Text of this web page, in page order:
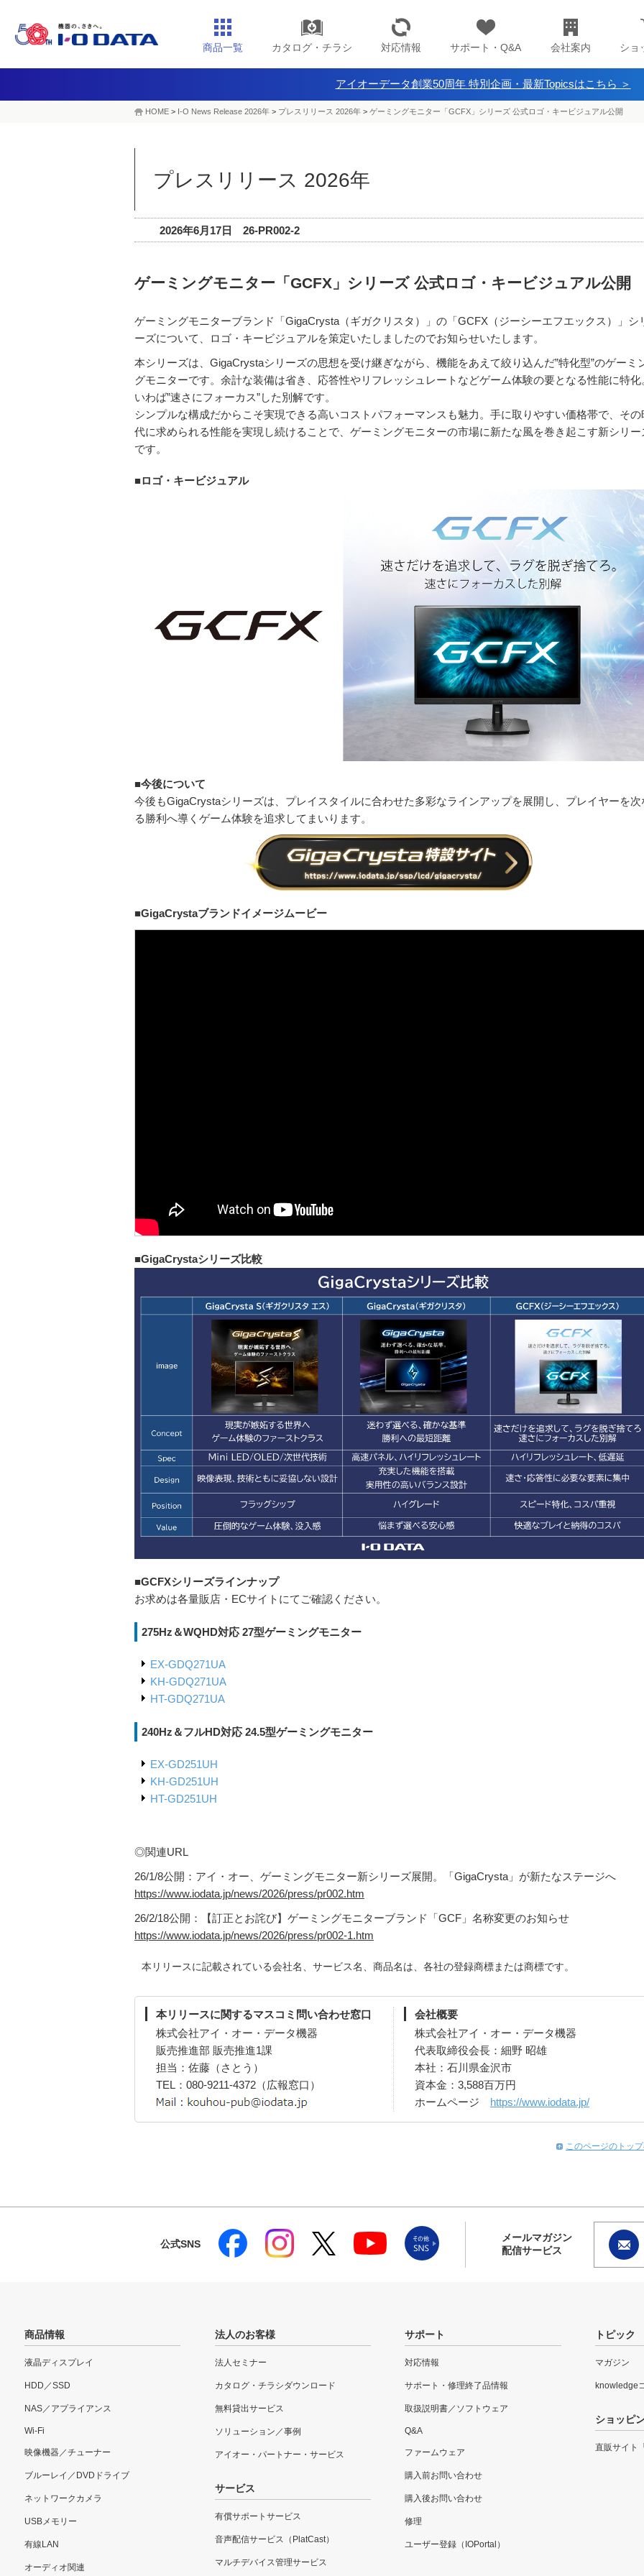
商品一覧 カタログ・チラシ 対応情報 サポート・Q&A 会社案内 ショ
アイオーデータ創業50周年 特別企画・最新Topicsはこちら ＞
HOME > I-O News Release 2026年 > プレスリリース 2026年 > ゲーミングモニター「GCFX」シリーズ 公式ロゴ・キービジュアル公開
プレスリリース 2026年
2026年6月17日 26-PR002-2
ゲーミングモニター「GCFX」シリーズ 公式ロゴ・キービジュアル公開
ゲーミングモニターブランド「GigaCrysta（ギガクリスタ）」の「GCFX（ジーシーエフエックス）」シ
ーズについて、ロゴ・キービジュアルを策定いたしましたのでお知らせいたします。
本シリーズは、GigaCrystaシリーズの思想を受け継ぎながら、機能をあえて絞り込んだ”特化型”のゲーミ
グモニターです。余計な装備は省き、応答性やリフレッシュレートなどゲーム体験の要となる性能に特化
いわば”速さにフォーカス”した別解です。
シンプルな構成だからこそ実現できる高いコストパフォーマンスも魅力。手に取りやすい価格帯で、その
代に求められる性能を実現し続けることで、ゲーミングモニターの市場に新たな風を巻き起こす新シリー
です。
■ロゴ・キービジュアル
■今後について
今後もGigaCrystaシリーズは、プレイスタイルに合わせた多彩なラインアップを展開し、プレイヤーを次
る勝利へ導くゲーム体験を追求してまいります。
■GigaCrystaブランドイメージムービー
■GigaCrystaシリーズ比較
■GCFXシリーズラインナップ
お求めは各量販店・ECサイトにてご確認ください。
275Hz＆WQHD対応 27型ゲーミングモニター
EX-GDQ271UA
KH-GDQ271UA
HT-GDQ271UA
240Hz＆フルHD対応 24.5型ゲーミングモニター
EX-GD251UH
KH-GD251UH
HT-GD251UH
◎関連URL
26/1/8公開：アイ・オー、ゲーミングモニター新シリーズ展開。「GigaCrysta」が新たなステージへ
https://www.iodata.jp/news/2026/press/pr002.htm
26/2/18公開：【訂正とお詫び】ゲーミングモニターブランド「GCF」名称変更のお知らせ
https://www.iodata.jp/news/2026/press/pr002-1.htm
本リリースに記載されている会社名、サービス名、商品名は、各社の登録商標または商標です。
本リリースに関するマスコミ問い合わせ窓口
株式会社アイ・オー・データ機器
販売推進部 販売推進1課
担当：佐藤（さとう）
TEL：080-9211-4372（広報窓口）
会社概要
株式会社アイ・オー・データ機器
代表取締役会長：細野 昭雄
本社：石川県金沢市
資本金：3,588百万円
ホームページ https://www.iodata.jp/
このページのトッ
公式SNS
メールマガジン
配信サービス
商品情報
液晶ディスプレイ
HDD／SSD
NAS／アプライアンス
Wi-Fi
映像機器／チューナー
ブルーレイ／DVDドライブ
ネットワークカメラ
USBメモリー
有線LAN
オーディオ関連
法人のお客様
法人セミナー
カタログ・チラシダウンロード
無料貸出サービス
ソリューション／事例
アイオー・パートナー・サービス
サービス
有償サポートサービス
音声配信サービス（PlatCast）
マルチデバイス管理サービス
サポート
対応情報
サポート・修理終了品情報
取扱説明書／ソフトウェア
Q&A
ファームウェア
購入前お問い合わせ
購入後お問い合わせ
修理
ユーザー登録（IOPortal）
トピック
マガジン
knowledge
ショッピ
直販サイト